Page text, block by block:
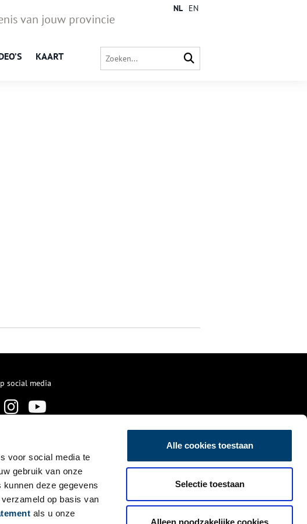
voor social media te
gebruik van onze
deze gegevens
op basis van
als u onze
Alle cookies toestaan
Selectie toestaan
Alleen noodzakelijke cookies
van jouw provincie
KAART
NL EN
social media